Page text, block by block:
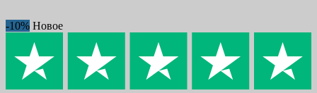
-10% Новое